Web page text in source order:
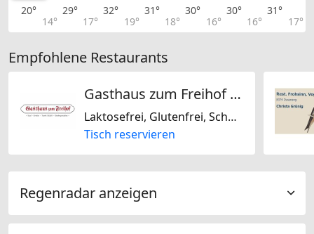
20°
14°
29°
17°
32°
19°
31°
18°
30°
16°
30°
16°
31°
17°
Empfohlene Restaurants
Gasthaus zum Freihof Kämpf
Laktosefrei, Glutenfrei, Schweizerisch
Tisch reservieren
Regenradar anzeigen